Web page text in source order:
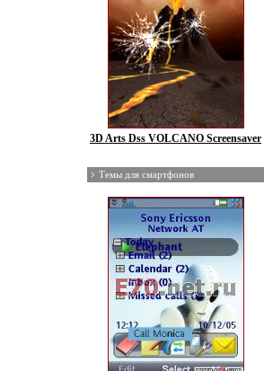
3D Arts Dss VOLCANO Screensaver
Темы для смартфонов